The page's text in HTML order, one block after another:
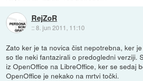
RejZoR
::8. jun 2011, 11:10
Zato ker je ta novica čist nepotrebna, ker
so tle neki fantazirali o predogledni verziji.
iz OpenOffice na LibreOffice, ker se sedaj
OpenOffice je nekako na mrtvi točki.